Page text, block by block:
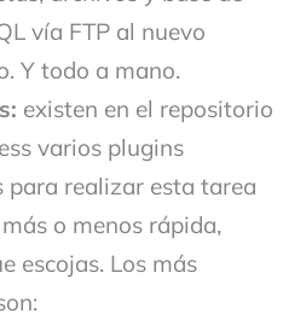
vía FTP al nuevo
Y todo a mano.
existen en el repositorio
varios plugins
para realizar esta tarea
o menos rápida,
escojas. Los más